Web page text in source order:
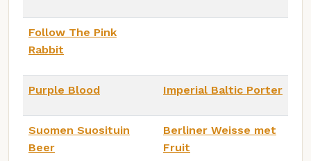
Follow The Pink
Rabbit
Purple Blood Imperial Baltic Porter
Suomen Suosituin
Beer
Berliner Weisse met
Fruit